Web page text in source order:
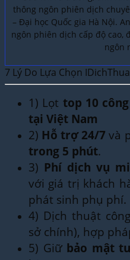
thông ngôn phiên dịch
– Đại học Quốc gia Hà Nội.
ngôn phiên dịch cấp độ cao,
ngôn
7 Lý Do Lựa Chọn
1) Lọt top 10
tại Việt Nam
2) Hỗ trợ 24/7 và
trong 5 phút.
3) Phí dịch vụ
với giá trị khách
phát sinh phụ phí.
4) Dịch thuật
sở chính), hợp
5) Giữ bảo mật